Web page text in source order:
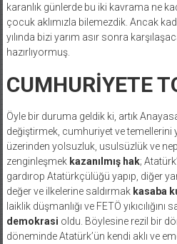
karanlık günlerde bu iki kavrama ne
çocuk aklımızla bilemezdik. Ancak
yılında bizi yarım asır sonra
hazırlıyormuş.
CUMHURİYETE
Öyle bir duruma geldik ki, artık
değiştirmek, cumhuriyet ve temellerini
üzerinden yolsuzluk, usulsüzlük ve
zenginleşmek kazanılmış hak;
gardırop Atatürkçülüğü yapıp, diğer
değer ve ilkelerine saldırmak kasaba
laiklik düşmanlığı ve FETÖ yıkıcılığını
demokrasi oldu. Böylesine rezil bir
döneminde Atatürk’ün kendi aklı ve